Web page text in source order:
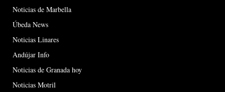
Noticias de Marbella
Úbeda News
Noticias Linares
Andújar Info
Noticias de Granada hoy
Noticias Motril